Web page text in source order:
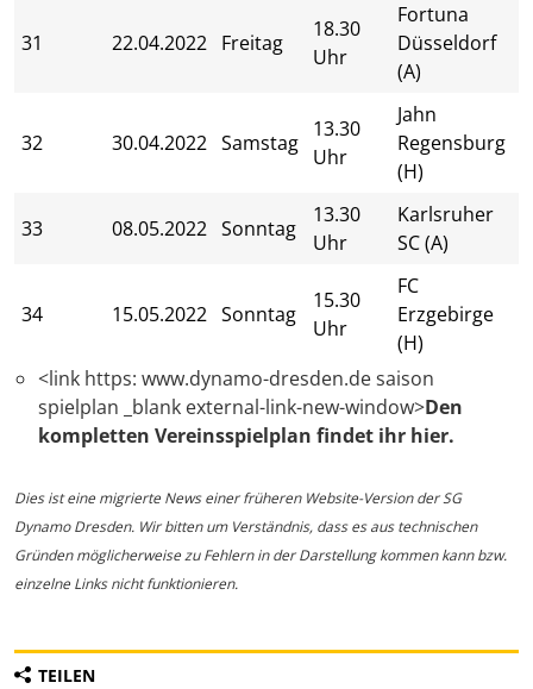
31 22.04.2022 Freitag
18.30
Uhr
Fortuna
Düsseldorf
(A)
32 30.04.2022 Samstag
13.30
Uhr
Jahn
Regensburg
(H)
33 08.05.2022 Sonntag
13.30
Uhr
Karlsruher
SC (A)
34 15.05.2022 Sonntag
15.30
Uhr
FC
Erzgebirge
(H)
<link https: www.dynamo-dresden.de saison
spielplan _blank external-link-new-window>Den
kompletten Vereinsspielplan findet ihr hier.
Dies ist eine migrierte News einer früheren Website-Version der SG
Dynamo Dresden. Wir bitten um Verständnis, dass es aus technischen
Gründen möglicherweise zu Fehlern in der Darstellung kommen kann bzw.
einzelne Links nicht funktionieren.
TEILEN